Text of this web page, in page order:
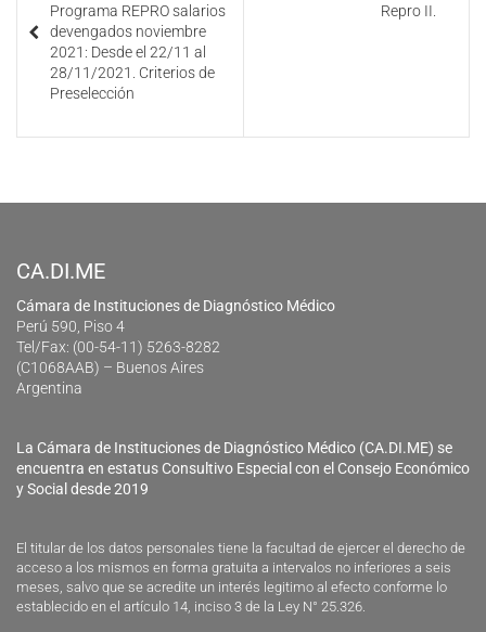
Programa REPRO salarios
devengados noviembre
2021: Desde el 22/11 al
28/11/2021. Criterios de
Preselección
Repro II.
CA.DI.ME
Cámara de Instituciones de Diagnóstico Médico
Perú 590, Piso 4
Tel/Fax: (00-54-11) 5263-8282
(C1068AAB) – Buenos Aires
Argentina
La Cámara de Instituciones de Diagnóstico Médico (CA.DI.ME) se
encuentra en estatus Consultivo Especial con el Consejo Económico
y Social desde 2019
El titular de los datos personales tiene la facultad de ejercer el derecho de
acceso a los mismos en forma gratuita a intervalos no inferiores a seis
meses, salvo que se acredite un interés legitimo al efecto conforme lo
establecido en el artículo 14, inciso 3 de la Ley N° 25.326.